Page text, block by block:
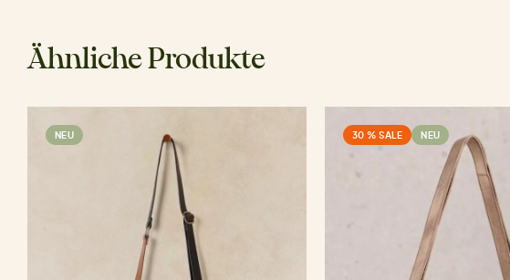
Ähnliche Produkte
NEU 30 % SALE NEU